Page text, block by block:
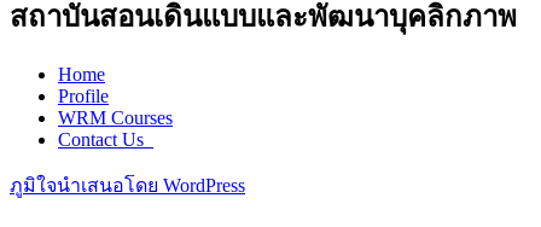
สถาบันสอนเดินแบบและพัฒนาบุคลิกภาพ
Home
Profile
WRM Courses
Contact Us_
ภูมิใจนำเสนอโดย WordPress